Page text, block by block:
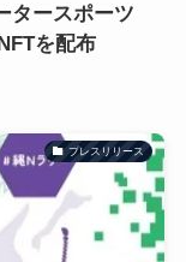
タースポーツ
を配布
プレスリリース